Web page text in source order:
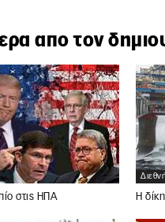
απο τον
στις ΗΠΑ
Διεθνή
Η